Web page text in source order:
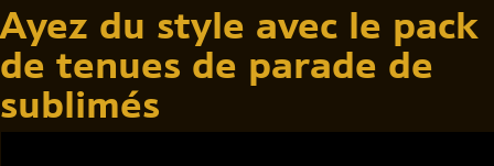
Ayez du style avec le pack
de tenues de parade de
sublimés